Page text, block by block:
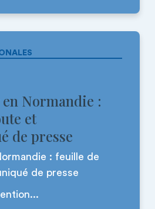
Normandie :
et
de presse
: feuille de
de presse